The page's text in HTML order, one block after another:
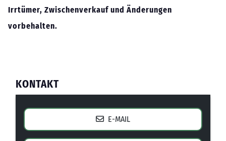
Irrtümer, Zwischenverkauf und Änderungen
vorbehalten.
KONTAKT
E-MAIL